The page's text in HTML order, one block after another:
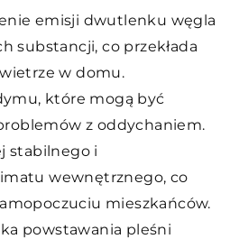
emisji dwutlenku węgla
substancji, co przekłada
w domu.
które mogą być
z oddychaniem.
stabilnego i
wewnętrznego, co
mieszkańców.
powstawania pleśni